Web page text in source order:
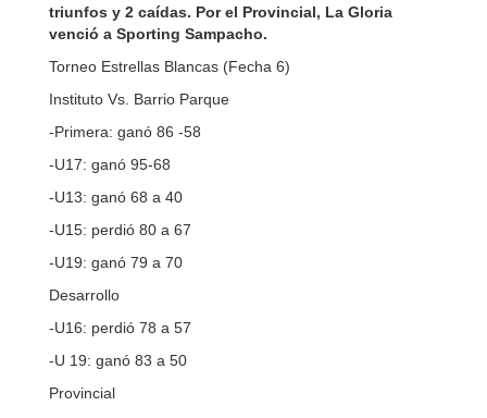
triunfos y 2 caídas. Por el Provincial, La Gloria
venció a Sporting Sampacho.
Torneo Estrellas Blancas (Fecha 6)
Instituto Vs. Barrio Parque
-Primera: ganó 86 -58
-U17: ganó 95-68
-U13: ganó 68 a 40
-U15: perdió 80 a 67
-U19: ganó 79 a 70
Desarrollo
-U16: perdió 78 a 57
-U 19: ganó 83 a 50
Provincial